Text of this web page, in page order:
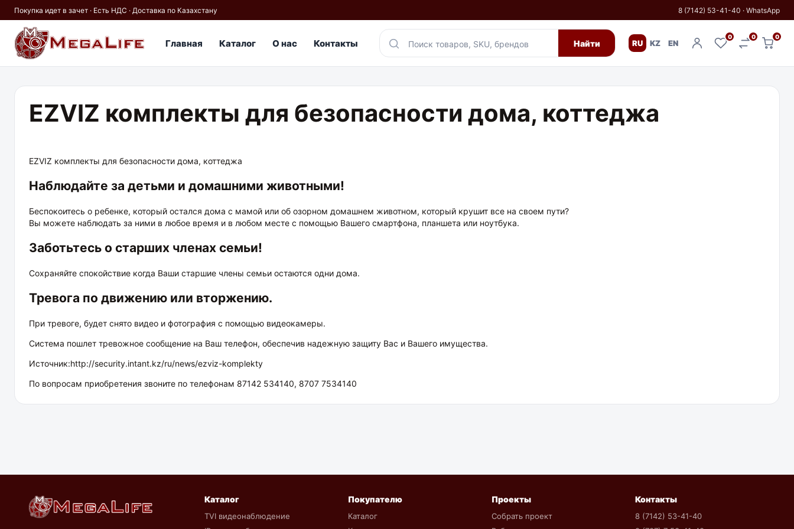
Покупка идет в зачет · Есть НДС · Доставка по Казахстану 8 (7142) 53-41-40 · WhatsApp
Главная Каталог О нас Контакты Найти RU KZ EN
0 0 0
EZVIZ комплекты для безопасности дома, коттеджа
EZVIZ комплекты для безопасности дома, коттеджа
Наблюдайте за детьми и домашними животными!
Беспокоитесь о ребенке, который остался дома с мамой или об озорном домашнем животном, который крушит все на своем пути?
Вы можете наблюдать за ними в любое время и в любом месте с помощью Вашего смартфона, планшета или ноутбука.
Заботьтесь о старших членах семьи!
Сохраняйте спокойствие когда Ваши старшие члены семьи остаются одни дома.
Тревога по движению или вторжению.
При тревоге, будет снято видео и фотография с помощью видеокамеры.
Система пошлет тревожное сообщение на Ваш телефон, обеспечив надежную защиту Вас и Вашего имущества.
Источник:http://security.intant.kz/ru/news/ezviz-komplekty
По вопросам приобретения звоните по телефонам 87142 534140, 8707 7534140
Каталог
TVI видеонаблюдение
Покупателю
Каталог
Проекты
Собрать проект
Контакты
8 (7142) 53-41-40